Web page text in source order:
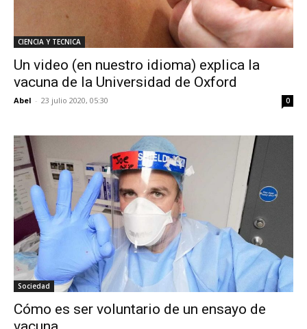
CIENCIA Y TECNICA
Un video (en nuestro idioma) explica la
vacuna de la Universidad de Oxford
Abel - 23 julio 2020, 05:30 0
Sociedad
Cómo es ser voluntario de un ensayo de